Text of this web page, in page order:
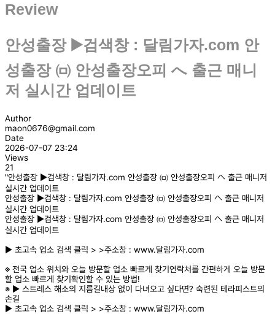
Review
안성출장 ▶️검색창 : 달림가자.com 안
성출장 ㈄ 안성출장오피 へ 출근 매니
저 실시간 업데이트
Author
maon0676@gmail.com
Date
2026-07-07 23:24
Views
21
"안성출장 ▶️검색창 : 달림가자.com 안성출장 ㈄ 안성출장오피 へ 출근 매니저
실시간 업데이트
안성출장 ▶️검색창 : 달림가자.com 안성출장 ㈄ 안성출장오피 へ 출근 매니저
실시간 업데이트
안성출장 ▶️검색창 : 달림가자.com 안성출장 ㈄ 안성출장오피 へ 출근 매니저
실시간 업데이트
▶️ 초고속 업소 검색 클릭 > >주소창 : www.달림가자.com
※ 전국 업소 위치와 오늘 방문할 업소 빠르게 찾기연락처를 간편하게 오늘 방문
할 업소 빠르게 찾기확인할 수 있는 방법!
※ ▶️ 스트레스 해소의 지름길내상 없이 다녀오고 싶다면? 숙련된 테라피스트의
손길
▶️ 초고속 업소 검색 클릭 > >주소창 : www.달림가자.com